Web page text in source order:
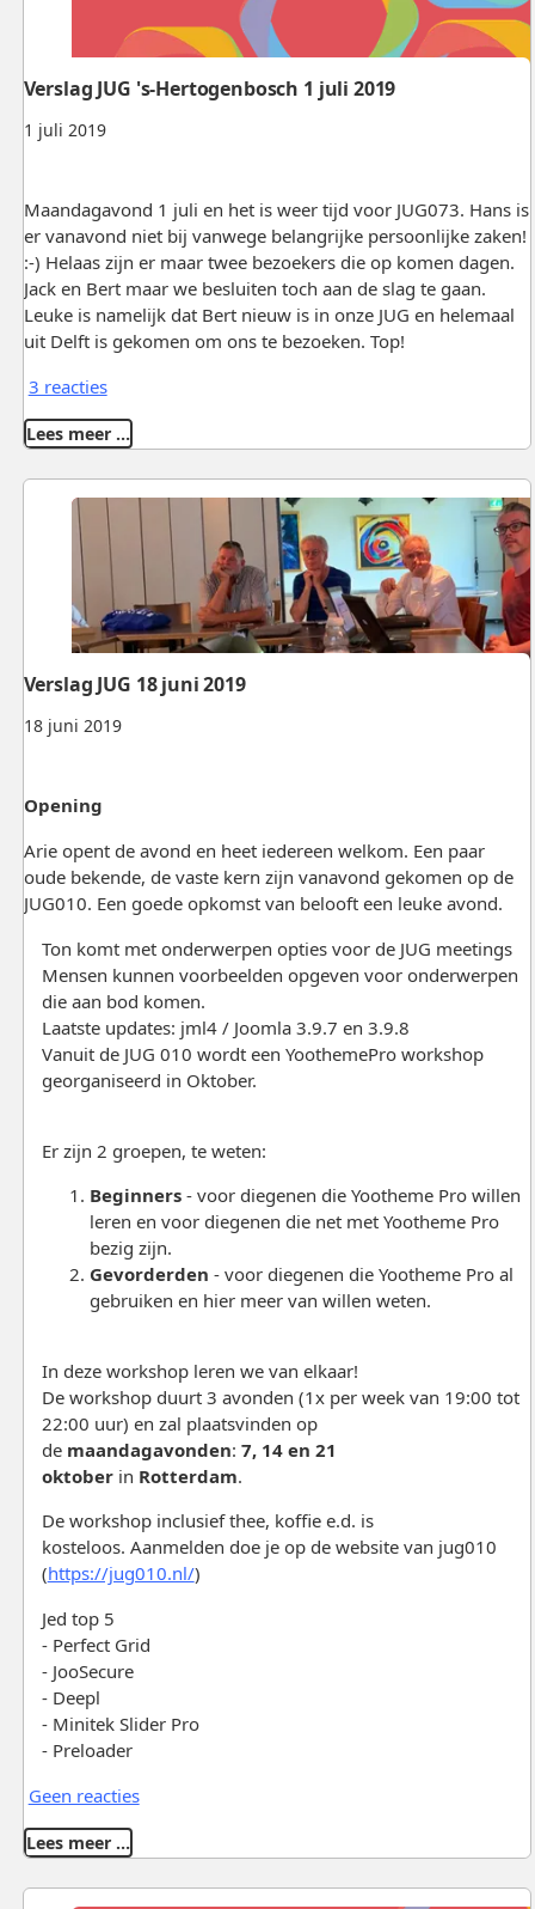
1 juli 2019
Verslag JUG 's-Hertogenbosch 1 juli 2019
Maandagavond 1 juli en het is weer tijd voor JUG073. Hans is
er vanavond niet bij vanwege belangrijke persoonlijke zaken!
:-) Helaas zijn er maar twee bezoekers die op komen dagen.
Jack en Bert maar we besluiten toch aan de slag te gaan.
Leuke is namelijk dat Bert nieuw is in onze JUG en helemaal
uit Delft is gekomen om ons te bezoeken. Top!
3 reacties
Lees meer …
18 juni 2019
Verslag JUG 18 juni 2019
Opening
Arie opent de avond en heet iedereen welkom. Een paar
oude bekende, de vaste kern zijn vanavond gekomen op de
JUG010. Een goede opkomst van belooft een leuke avond.
Ton komt met onderwerpen opties voor de JUG meetings
Mensen kunnen voorbeelden opgeven voor onderwerpen
die aan bod komen.
Laatste updates: jml4 / Joomla 3.9.7 en 3.9.8
Vanuit de JUG 010 wordt een YoothemePro workshop
georganiseerd in Oktober.
Er zijn 2 groepen, te weten:
Beginners- voor diegenen die Yootheme Pro willen
leren en voor diegenen die net met Yootheme Pro
bezig zijn.
Gevorderden - voor diegenen die Yootheme Pro al
gebruiken en hier meer van willen weten.
In deze workshop leren we van elkaar!
De workshop duurt 3 avonden (1x per week van 19:00 tot
22:00 uur) en zal plaatsvinden op
de maandagavonden: 7, 14 en 21
oktoberin Rotterdam.
De workshop inclusief thee, koffie e.d. is
kosteloos. Aanmelden doe je op de website van jug010
(https://jug010.nl/)
Jed top 5
- Perfect Grid
- JooSecure
- Deepl
- Minitek Slider Pro
- Preloader
Geen reacties
Lees meer …